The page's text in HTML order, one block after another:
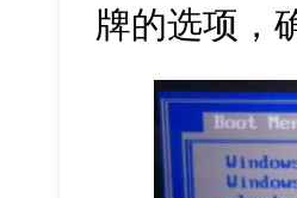
牌的选项，